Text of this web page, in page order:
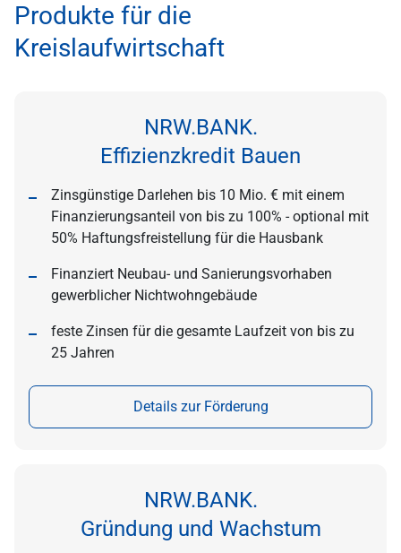
Produkte für die
Kreislaufwirtschaft
NRW.BANK.
Effizienzkredit Bauen
Zinsgünstige Darlehen bis 10 Mio. € mit einem
Finanzierungsanteil von bis zu 100% - optional mit
50% Haftungsfreistellung für die Hausbank
Finanziert Neubau- und Sanierungsvorhaben
gewerblicher Nichtwohngebäude
feste Zinsen für die gesamte Laufzeit von bis zu
25 Jahren
Details zur Förderung
NRW.BANK.
Gründung und Wachstum